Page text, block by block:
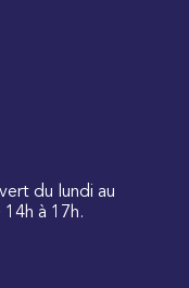
du lundi au
à 17h.